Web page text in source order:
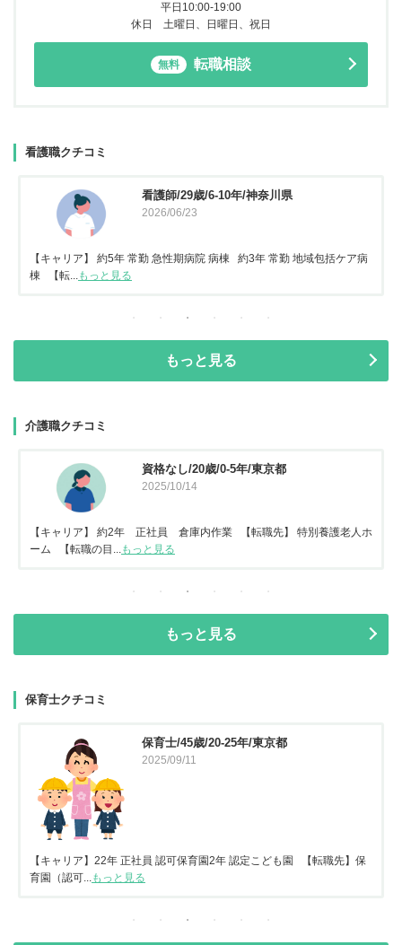
平日10:00-19:00
休日 土曜日、日曜日、祝日
無料 転職相談
看護職クチコミ
看護師/29歳/6-10年/神奈川県
2026/06/23
【キャリア】 約5年 常勤 急性期病院 病棟 約3年 常勤 地域包括ケア病
棟 【転...もっと見る
もっと見る
介護職クチコミ
資格なし/20歳/0-5年/東京都
2025/10/14
【キャリア】 約2年 正社員 倉庫内作業 【転職先】 特別養護老人ホ
ーム 【転職の目...
もっと見る
もっと見る
保育士クチコミ
保育士/45歳/20-25年/東京都
2025/09/11
【キャリア】22年 正社員 認可保育園2年 認定こども園 【転職先】保
育園（認可...もっと見る